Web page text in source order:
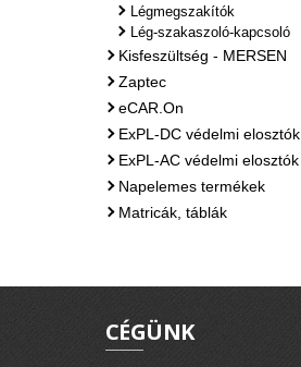
Légmegszakítók
Lég-szakaszoló-kapcsoló
Kisfeszültség - MERSEN
Zaptec
eCAR.On
ExPL-DC védelmi elosztók
ExPL-AC védelmi elosztók
Napelemes termékek
Matricák, táblák
CÉGÜNK